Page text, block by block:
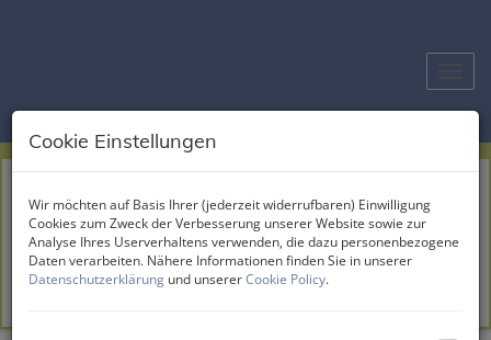
1170 Wien,Hernals
Zimmer 4 Fläche ca. 130 m2 Miete3.990,00 €
Cookie Einstellungen
Wir möchten auf Basis Ihrer (jederzeit widerrufbaren) Einwilligung
Cookies zum Zweck der Verbesserung unserer Website sowie zur
Analyse Ihres Userverhaltens verwenden, die dazu personenbezogene
Daten verarbeiten. Nähere Informationen finden Sie in unserer
Datenschutzerklärung und unsererCookie Policy.